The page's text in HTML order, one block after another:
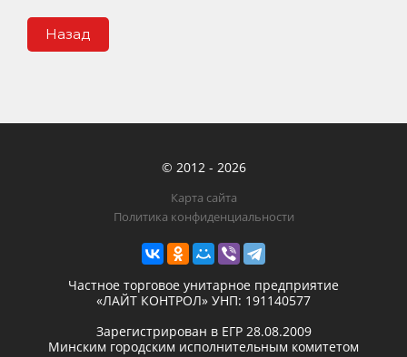
Назад
© 2012 - 2026
Карта сайта
Политика конфиденциальности
Частное торговое унитарное предприятие
«ЛАЙТ КОНТРОЛ» УНП: 191140577
Зарегистрирован в ЕГР 28.08.2009
Минским городским исполнительным комитетом